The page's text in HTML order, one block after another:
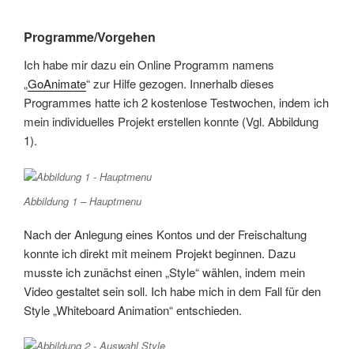
Programme/Vorgehen
Ich habe mir dazu ein Online Programm namens
„GoAnimate“ zur Hilfe gezogen. Innerhalb dieses
Programmes hatte ich 2 kostenlose Testwochen, indem ich
mein individuelles Projekt erstellen konnte (Vgl. Abbildung
1).
Abbildung 1 – Hauptmenu
Nach der Anlegung eines Kontos und der Freischaltung
konnte ich direkt mit meinem Projekt beginnen. Dazu
musste ich zunächst einen „Style“ wählen, indem mein
Video gestaltet sein soll. Ich habe mich in dem Fall für den
Style „Whiteboard Animation“ entschieden.